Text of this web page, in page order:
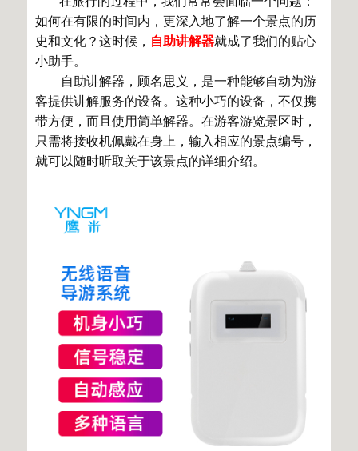
如何在有限的时间内，更深入地了解一个景点的历
史和文化？这时候， 自助讲解器就成了我们的贴心
小助手。
自助讲解器，顾名思义，是一种能够自动为游
客提供讲解服务的设备。这种小巧的设备，不仅携
带方便，而且使用简单解器。在游客游览景区时，
只需将接收机佩戴在身上，输入相应的景点编号，
就可以随时听取关于该景点的详细介绍。